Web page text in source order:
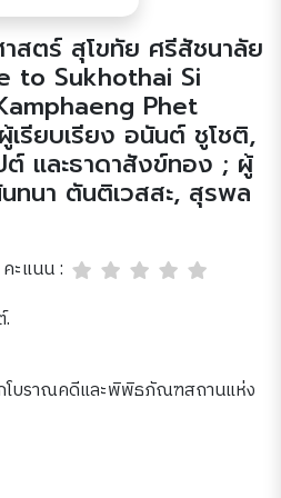
สตร์ สุโขทัย ศรีสัชนาลัย
to Sukhothai Si
Phet
รียบเรียง อนันต์ ชูโชติ,
และธาดาสังข์ทอง ; ผู้
ทนา ตันติเวสสะ, สุรพล
คะแนน :
.
โบราณคดีและพิพิธภัณฑสถานแห่ง